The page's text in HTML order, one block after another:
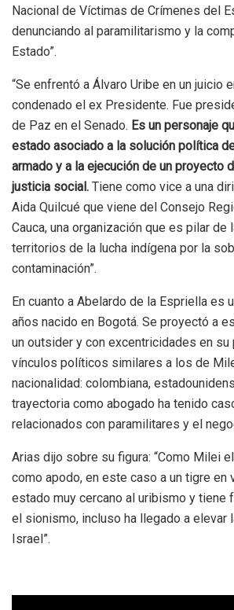
Nacional de Víctimas de Crímenes del
denunciando al paramilitarismo y la
Estado”.
“Se enfrentó a Álvaro Uribe en un juicio
condenado el ex Presidente. Fue
de Paz en el Senado. Es un personaje
estado asociado a la solución política
armado y a la ejecución de un proyecto
justicia social. Tiene como vice a una
Aida Quilcué que viene del Consejo
Cauca, una organización que es pilar
territorios de la lucha indígena por la
contaminación”.
En cuanto a Abelardo de la Espriella es
años nacido en Bogotá. Se proyectó a
un outsider y con excentricidades en su
vínculos políticos similares a los de
nacionalidad: colombiana,
trayectoria como abogado ha tenido
relacionados con paramilitares y el
Arias dijo sobre su figura: “Como Milei
como apodo, en este caso a un tigre en
estado muy cercano al uribismo y tiene
el sionismo, incluso ha llegado a elevar
Israel”.